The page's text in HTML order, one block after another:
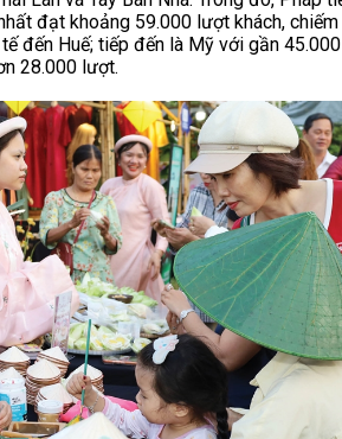
đạt khoảng 59.000 lượt khách, chiếm
đến Huế; tiếp đến là Mỹ với gần
28.000 lượt.